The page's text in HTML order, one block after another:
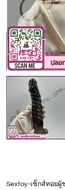
Sextoy-เซ็กส์ทอยผู้